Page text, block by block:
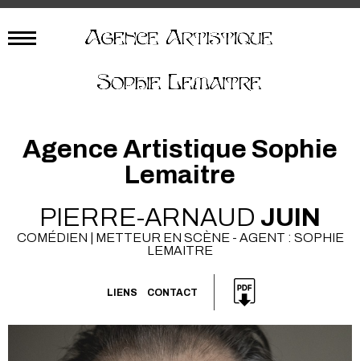
Agence Artistique Sophie
Lemaitre
PIERRE-ARNAUD JUIN
COMÉDIEN | METTEUR EN SCÈNE - AGENT : SOPHIE
LEMAITRE
LIENS CONTACT